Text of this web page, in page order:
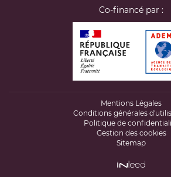
Co-financé par :
Mentions Légales
Conditions générales
Politique de
Gestion des cookies
Sitemap